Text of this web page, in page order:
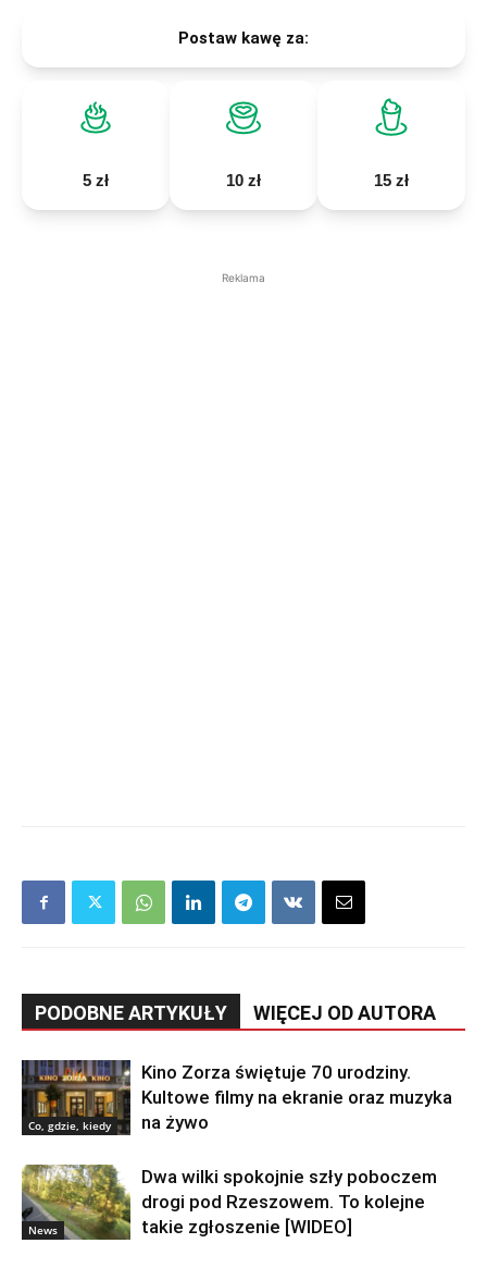
Postaw kawę za:
5 zł 10 zł 15 zł
Reklama
PODOBNE ARTYKUŁY WIĘCEJ OD AUTORA
Co, gdzie, kiedy
Kino Zorza świętuje 70 urodziny.
Kultowe filmy na ekranie oraz muzyka
na żywo
News
Dwa wilki spokojnie szły poboczem
drogi pod Rzeszowem. To kolejne
takie zgłoszenie [WIDEO]